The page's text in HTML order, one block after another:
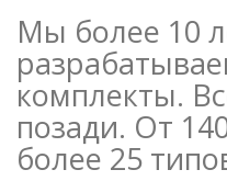
Мы более 10
комплекты.
позади. От
более 25